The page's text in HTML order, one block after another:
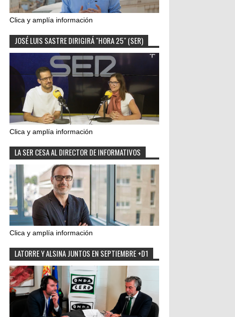
Clica y amplía información
JOSÉ LUIS SASTRE DIRIGIRÁ "HORA 25" (SER)
Clica y amplía información
LA SER CESA AL DIRECTOR DE INFORMATIVOS
Clica y amplía información
LATORRE Y ALSINA JUNTOS EN SEPTIEMBRE +D1